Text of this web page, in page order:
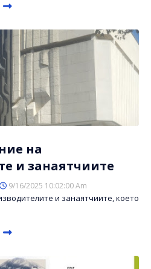
на
и занаятчиите
9/16/2025 10:02:00 Am
и занаятчиите, което